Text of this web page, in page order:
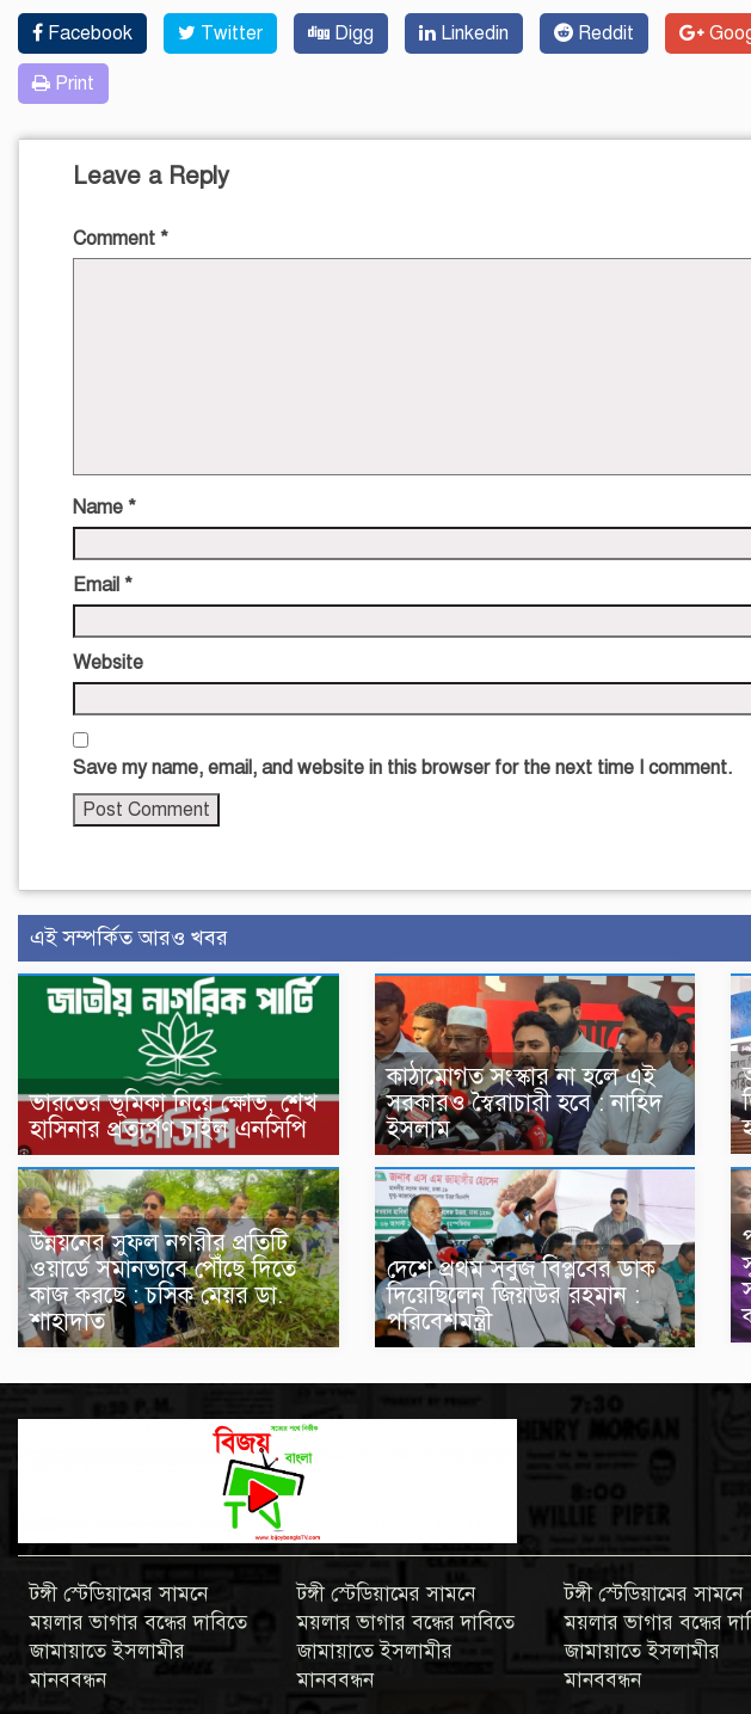
Facebook Twitter Digg Linkedin Reddit
Print
Leave a Reply
Comment *
Name *
Email *
Website
Save my name, email, and website in this browser for the next time I comment.
এই সম্পর্কিত আরও খবর
ভারতের ভূমিকা নিয়ে ক্ষোভ, শেখ
হাসিনার প্রত্যর্পণ চাইল এনসিপি
কাঠামোগত সংস্কার না হলে এই
সরকারও স্বৈরাচারী হবে : নাহিদ
ইসলাম
উন্নয়নের সুফল নগরীর প্রতিটি
ওয়ার্ডে সমানভাবে পৌঁছে দিতে
কাজ করছে : চসিক মেয়র ডা.
শাহাদাত
দেশে প্রথম সবুজ বিপ্লবের ডাক
দিয়েছিলেন জিয়াউর রহমান :
পরিবেশমন্ত্রী
টঙ্গী স্টেডিয়ামের সামনে
ময়লার ভাগার বন্ধের দাবিতে
জামায়াতে ইসলামীর
মানববন্ধন
টঙ্গী স্টেডিয়ামের সামনে
ময়লার ভাগার বন্ধের দাবিতে
জামায়াতে ইসলামীর
মানববন্ধন
টঙ্গী স্টেডিয়ামের সামনে
ময়লার ভাগার বন্ধের
জামায়াতে ইসলামীর
মানববন্ধন